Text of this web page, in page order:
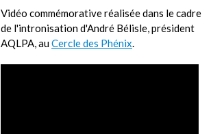
Vidéo commémorative réalisée dans le cadre
de l'intronisation d'André Bélisle, président
AQLPA, auCercle des Phénix.